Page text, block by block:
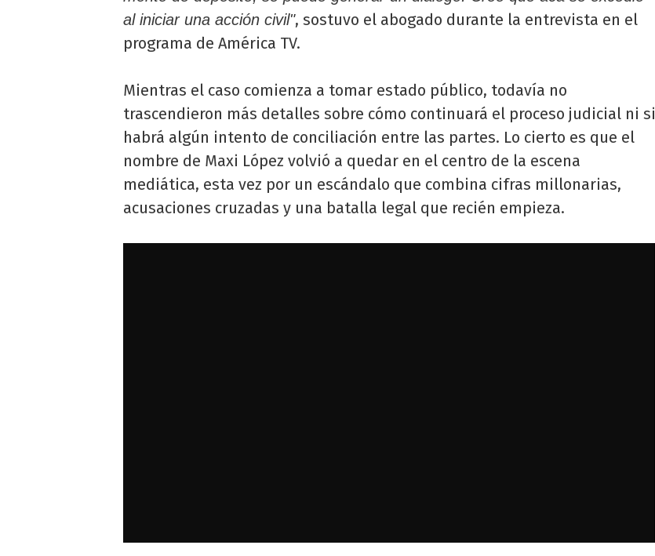
al iniciar una acción civil", sostuvo el abogado durante la entrevista en el
programa de América TV.
Mientras el caso comienza a tomar estado público, todavía no
trascendieron más detalles sobre cómo continuará el proceso judicial ni si
habrá algún intento de conciliación entre las partes. Lo cierto es que el
nombre de Maxi López volvió a quedar en el centro de la escena
mediática, esta vez por un escándalo que combina cifras millonarias,
acusaciones cruzadas y una batalla legal que recién empieza.